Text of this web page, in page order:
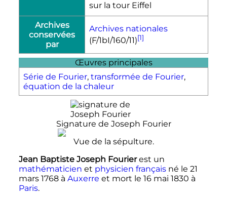
sur la tour Eiffel
Archives
conservées
par
Archives nationales
(F/1bI/160/11)[1]
Œuvres principales
Série de Fourier, transformée de Fourier,
équation de la chaleur
Signature de Joseph Fourier
Vue de la sépulture.
Jean Baptiste Joseph Fourierest un
mathématicien et physicien françaisné le 21
mars 1768à Auxerre et mort le 16 mai 1830 à
Paris.